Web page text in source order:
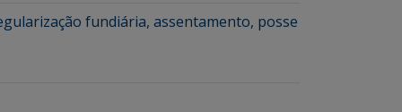
fundiária, assentamento, posse